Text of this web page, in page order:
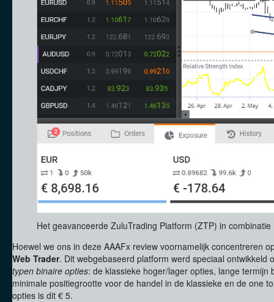
Het geavanceerde ZuluTrading Platform (ZTP) in combinatie
Hoewel we ons in deze AAAFx review voornamelijk concentreren
Web Trader. Dit webgebaseerd platform werd speciaal ontwikkeld
typen binaire opties: de klassieke hoger/lager opties, lange
minimale positiegrootte voor de handel in de klassieke en de one
opties is dit € 5.